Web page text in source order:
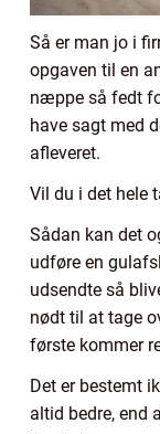
Så er man jo i
opgaven til en
næppe så fedt
have sagt med
afleveret.
Vil du i det hele
Sådan kan det
udføre en
udsendte så
nødt til at tage
første kommer
Det er bestemt
altid bedre, end